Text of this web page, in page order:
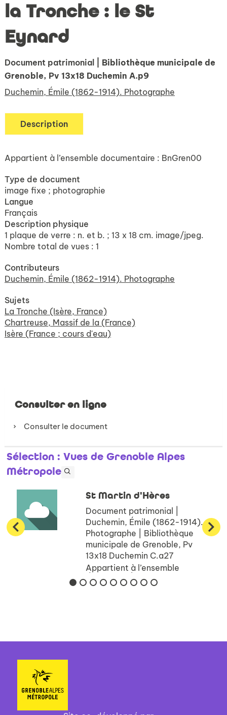
la Tronche : le St
Eynard
Document patrimonial
| Bibliothèque municipale de
Grenoble, Pv 13x18 Duchemin A.p9
Duchemin, Émile (1862-1914). Photographe
Description
Appartient à l’ensemble documentaire : BnGren00
Type de document
image fixe ; photographie
Langue
Français
Description physique
1 plaque de verre : n. et b. ; 13 x 18 cm. image/jpeg.
Nombre total de vues : 1
Contributeurs
Duchemin, Émile (1862-1914). Photographe
Sujets
La Tronche (Isère, France)
Chartreuse, Massif de la (France)
Isère (France ; cours d'eau)
Consulter en ligne
Consulter le document
Sélection : Vues de Grenoble Alpes
Métropole
St Martin d'Hères
Document patrimonial |
Duchemin, Émile (1862-1914).
Photographe | Bibliothèque
municipale de Grenoble, Pv
13x18 Duchemin C.a27
Appartient à l’ensemble
documentaire : BnGren00